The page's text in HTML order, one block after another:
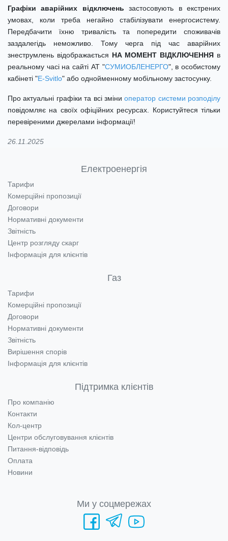
Графіки аварійних відключень застосовують в екстрених
умовах, коли треба негайно стабілізувати енергосистему.
Передбачити їхню тривалість та попередити споживачів
заздалегідь неможливо. Тому черга під час аварійних
знеструмлень відображається НА МОМЕНТ ВІДКЛЮЧЕННЯ в
реальному часі на сайті АТ "СУМИОБЛЕНЕРГО", в особистому
кабінеті "E-Svitlo" або однойменному мобільному застосунку.
Про актуальні графіки та всі зміниоператор системи розподілу
повідомляє на своїх офіційних ресурсах. Користуйтеся тільки
перевіреними джерелами інформації!
26.11.2025
Електроенергія
Тарифи
Комерційні пропозиції
Договори
Нормативні документи
Звітність
Центр розгляду скарг
Інформація для клієнтів
Газ
Тарифи
Комерційні пропозиції
Договори
Нормативні документи
Звітність
Вирішення спорів
Інформація для клієнтів
Підтримка клієнтів
Про компанію
Контакти
Кол-центр
Центри обслуговування клієнтів
Питання-відповідь
Оплата
Новини
Ми у соцмережах